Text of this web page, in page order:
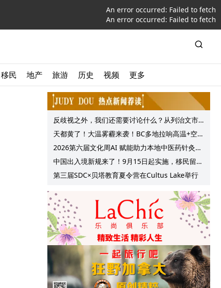
An error occurred: Failed to fetch
An error occurred: Failed to fetch
移民 地产 旅游 历史 视频 更多
反歧视之外，我们还需要讨论什么？从列治文市
议会一项动议谈起
天都黄了！大温雾霾来袭！BC多地拉响高温+空气
质量预警 最高可达35°C！
2026第六届文化周AI 赋能助力本地中医药针灸服
务提质升级
中国出入境新规来了！9月15日起实施，移民留学
中介迎来最强监管！
第三届SDC×贝塔教育夏令营在Cultus Lake举行